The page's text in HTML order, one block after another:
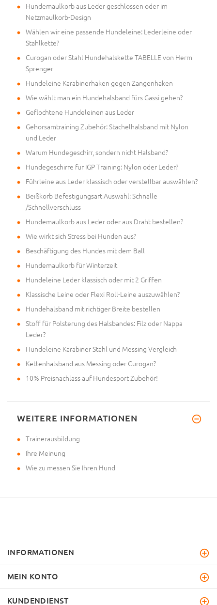
Hundemaulkorb aus Leder geschlossen oder im
Netzmaulkorb-Design
Wählen wir eine passende Hundeleine: Lederleine oder
Stahlkette?
Curogan oder Stahl Hundehalskette TABELLE von Herm
Sprenger
Hundeleine Karabinerhaken gegen Zangenhaken
Wie wählt man ein Hundehalsband fürs Gassi gehen?
Geflochtene Hundeleinen aus Leder
Gehorsamtraining Zubehör: Stachelhalsband mit Nylon
und Leder
Warum Hundegeschirr, sondern nicht Halsband?
Hundegeschirre für IGP Training: Nylon oder Leder?
Führleine aus Leder klassisch oder verstellbar auswählen?
Beißkorb Befestigungsart Auswahl: Schnalle
/Schnellverschluss
Hundemaulkorb aus Leder oder aus Draht bestellen?
Wie wirkt sich Stress bei Hunden aus?
Beschäftigung des Hundes mit dem Ball
Hundemaulkorb für Winterzeit
Hundeleine Leder klassisch oder mit 2 Griffen
Klassische Leine oder Flexi Roll-Leine auszuwählen?
Hundehalsband mit richtiger Breite bestellen
Stoff für Polsterung des Halsbandes: Filz oder Nappa
Leder?
Hundeleine Karabiner Stahl und Messing Vergleich
Kettenhalsband aus Messing oder Curogan?
10% Preisnachlass auf Hundesport Zubehör!
WEITERE INFORMATIONEN
Trainerausbildung
Ihre Meinung
Wie zu messen Sie Ihren Hund
INFORMATIONEN
MEIN KONTO
KUNDENDIENST